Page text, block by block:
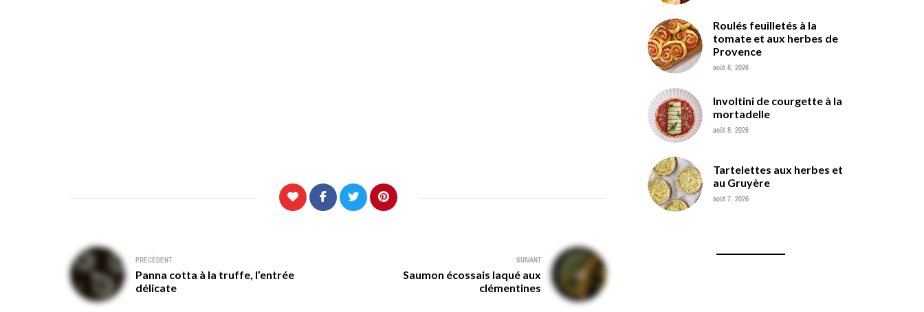
Navigation
de
l’article
PRÉCÉDENT
Panna cotta à la truffe, l’entrée
délicate
SUIVANT
Saumon écossais laqué aux
clémentines
Roulés feuilletés à la
tomate et aux herbes de
Provence
août 8, 2026
Involtini de courgette à la
mortadelle
août 8, 2026
Tartelettes aux herbes et
au Gruyère
août 7, 2026